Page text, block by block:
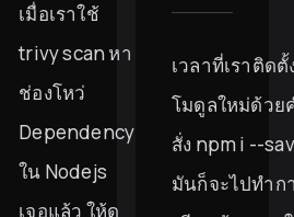
เมื่อเราใช้
trivy scan หา
ช่องโหว่
Dependency
ใน Nodejs
เจอแล้ว ให้ดู
เวลาที่เราติดตั้
โมดูลใหม่ด้วย
สั่ง npm i --
มันก็จะไปทำก